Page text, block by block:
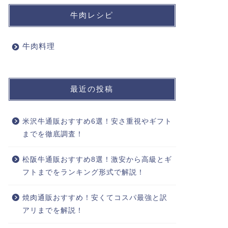
牛肉レシピ
牛肉料理
最近の投稿
米沢牛通販おすすめ6選！安さ重視やギフト
までを徹底調査！
松阪牛通販おすすめ8選！激安から高級とギ
フトまでをランキング形式で解説！
焼肉通販おすすめ！安くてコスパ最強と訳
アリまでを解説！